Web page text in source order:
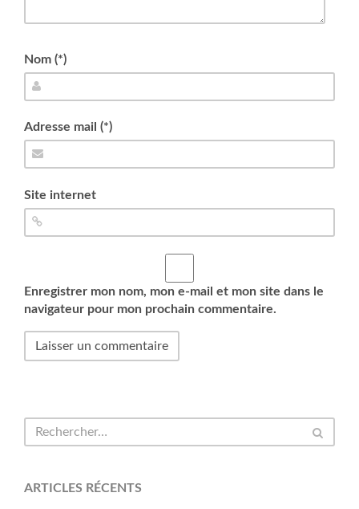
Nom (*)
Adresse mail (*)
Site internet
Enregistrer mon nom, mon e-mail et mon site dans le
navigateur pour mon prochain commentaire.
ARTICLES RÉCENTS